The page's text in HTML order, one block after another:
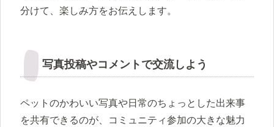
分けて、楽しみ方をお伝えします。
写真投稿やコメントで交流しよう
ペットのかわいい写真や日常のちょっとした出来事
を共有できるのが、コミュニティ参加の大きな魅力